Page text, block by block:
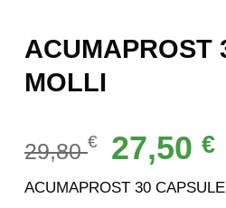
ACUMAPROST
MOLLI
29,80€
Il
prezzo
originale
27,50 €Il
ACUMAPROST 30 CAPSULE